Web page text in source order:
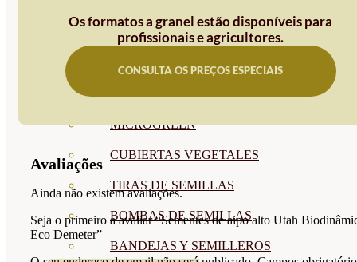
SEMILLAS BRASICAS
SEMILLAS RAÍZ
SEMILLAS LEGUMINOSAS
MICROGREEN
CUBIERTAS VEGETALES
TIRAS DE SEMILLAS
BOMBAS DE SEMILLAS
BANDEJAS Y SEMILLEROS
Os formatos a granel estão disponíveis para
profissionais e agricultores.
CONSULTA OS PREÇOS ESPECIAIS
Avaliações
Ainda não existem avaliações.
Seja o primeiro a avaliar “Sementes de aipo alto Utah
Eco Demeter”